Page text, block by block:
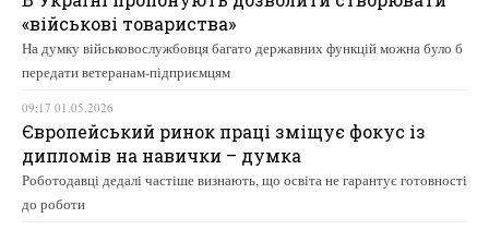
«військові товариства»
На думку військовослужбовця багато державних функцій можна було б
передати ветеранам-підприємцям
09:17 01.05.2026
Європейський ринок праці зміщує фокус із
дипломів на навички – думка
Роботодавці дедалі частіше визнають, що освіта не гарантує готовності
до роботи